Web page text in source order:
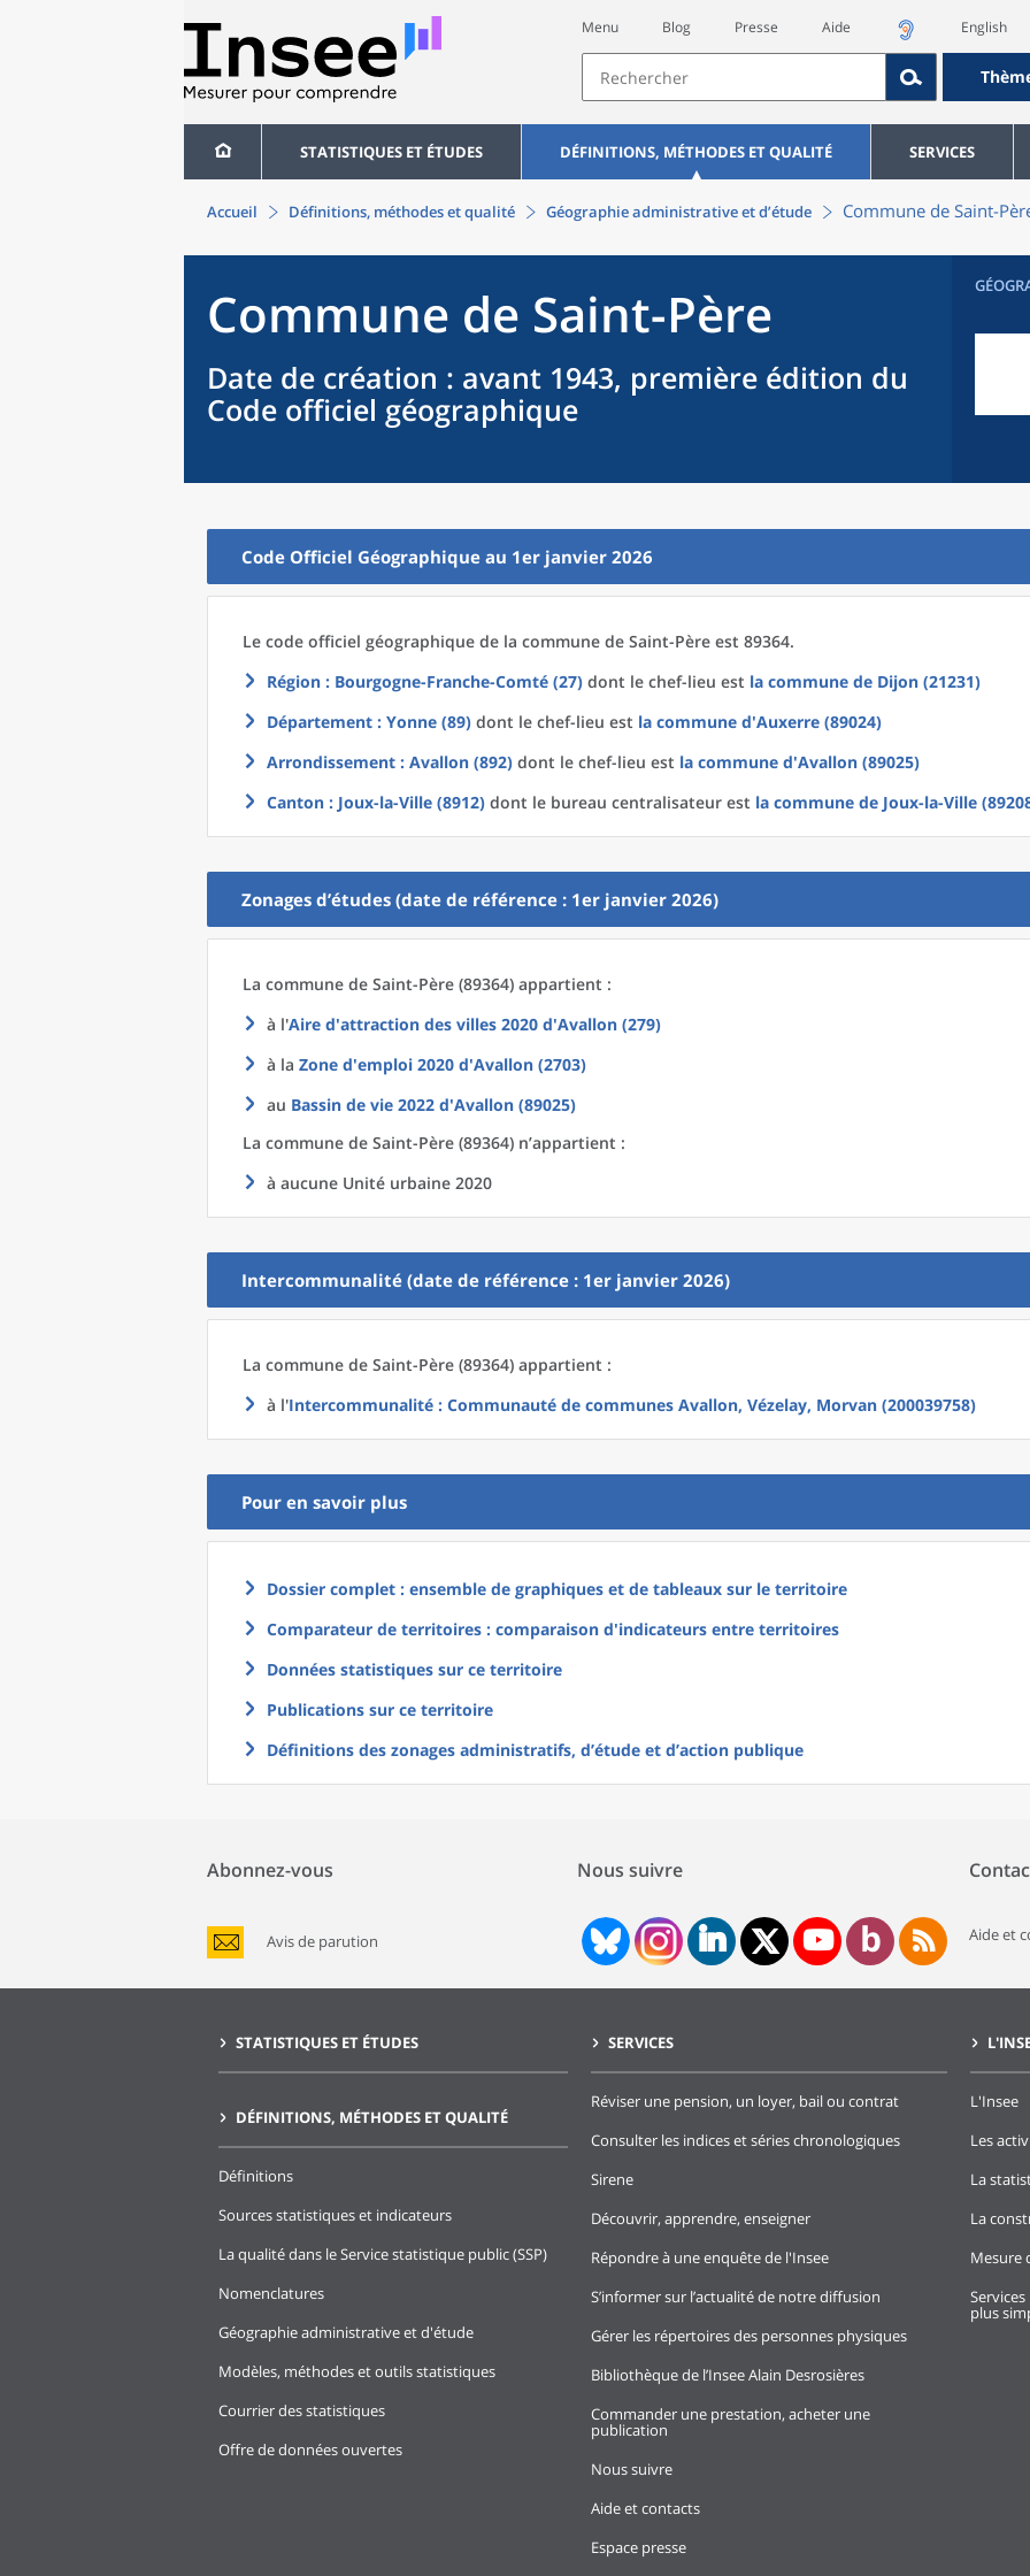
Menu Blog Presse Aide English
STATISTIQUES ET ÉTUDES DÉFINITIONS, MÉTHODES ET QUALITÉ SERVICES
Accueil Définitions, méthodes et qualité Géographie administrative et d’étude Commune de Saint-
Commune de Saint-Père
Date de création : avant 1943, première édition du
Code officiel géographique
Code Officiel Géographique au 1er janvier 2026
Le code officiel géographique de la commune de Saint-Père est 89364.
Région : Bourgogne-Franche-Comté (27) dont le chef-lieu est la commune de Dijon (21231)
Département : Yonne (89) dont le chef-lieu est la commune d'Auxerre (89024)
Arrondissement : Avallon (892) dont le chef-lieu est la commune d'Avallon (89025)
Canton : Joux-la-Ville (8912) dont le bureau centralisateur est la commune de Joux-la-Ville
Zonages d’études (date de référence : 1er janvier 2026)
La commune de Saint-Père (89364) appartient :
à l'Aire d'attraction des villes 2020 d'Avallon (279)
à la Zone d'emploi 2020 d'Avallon (2703)
au Bassin de vie 2022 d'Avallon (89025)
La commune de Saint-Père (89364) n’appartient :
à aucune Unité urbaine 2020
Intercommunalité (date de référence : 1er janvier 2026)
La commune de Saint-Père (89364) appartient :
à l'Intercommunalité : Communauté de communes Avallon, Vézelay, Morvan (200039758)
Pour en savoir plus
Dossier complet : ensemble de graphiques et de tableaux sur le territoire
Comparateur de territoires : comparaison d'indicateurs entre territoires
Données statistiques sur ce territoire
Publications sur ce territoire
Définitions des zonages administratifs, d’étude et d’action publique
Abonnez-vous
Avis de parution
Nous suivre
Aide et
STATISTIQUES ET ÉTUDES
DÉFINITIONS, MÉTHODES ET QUALITÉ
Définitions
Sources statistiques et indicateurs
La qualité dans le Service statistique public (SSP)
Nomenclatures
Géographie administrative et d'étude
Modèles, méthodes et outils statistiques
Courrier des statistiques
Offre de données ouvertes
SERVICES
Réviser une pension, un loyer, bail ou contrat
Consulter les indices et séries chronologiques
Sirene
Découvrir, apprendre, enseigner
Répondre à une enquête de l'Insee
S’informer sur l’actualité de notre diffusion
Gérer les répertoires des personnes physiques
Bibliothèque de l’Insee Alain Desrosières
Commander une prestation, acheter une
publication
Nous suivre
Aide et contacts
Espace presse
L'Insee
Les
La
La
Mesure
plus